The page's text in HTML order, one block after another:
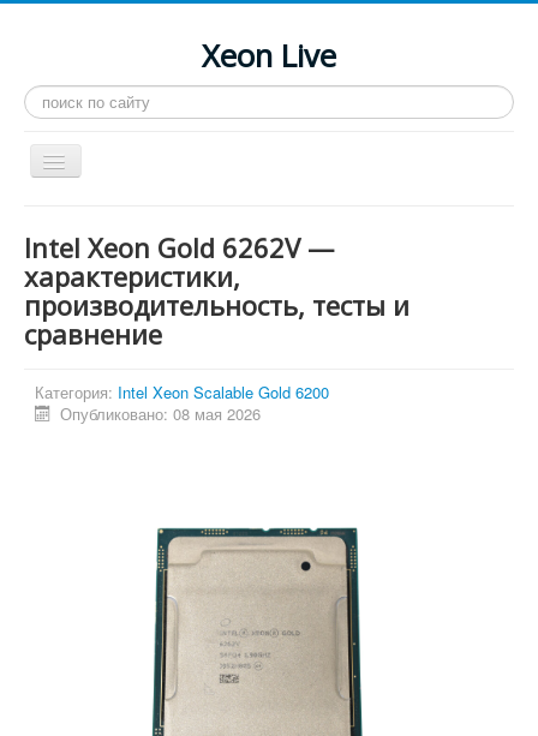
Xeon Live
Искать...
Toggle
Navigation
LGA 2011-3
LGA 2011
Процессоры
Инструкции
Рейтинги
Intel Xeon Gold 6262V —
характеристики,
производительность, тесты и
сравнение
Категория: Intel Xeon Scalable Gold 6200
Опубликовано: 08 мая 2026